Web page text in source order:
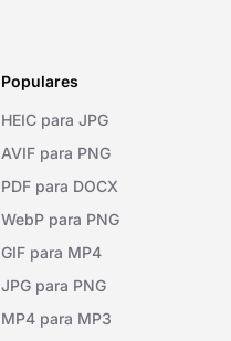
Populares
HEIC para JPG
AVIF para PNG
PDF para DOCX
WebP para PNG
GIF para MP4
JPG para PNG
MP4 para MP3